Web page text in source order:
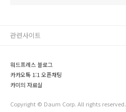
워드프레스 블로그
카카오톡 1:1 오픈채팅
카미의 자료실
Copyright © Daum Corp. All rights reserved.
관련사이트